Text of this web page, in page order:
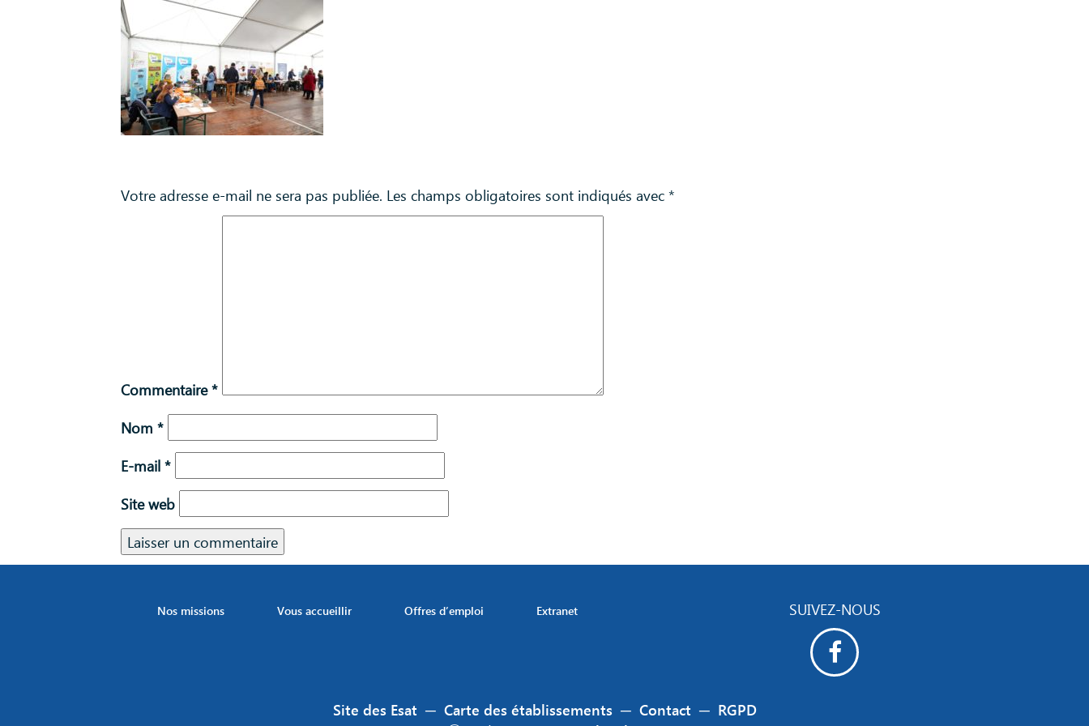
Votre adresse e-mail ne sera pas publiée. Les champs obligatoires sont indiqués avec*
Commentaire*
Nom*
E-mail*
Site web
Nos missions Vous accueillir Offres d’emploi Extranet SUIVEZ-NOUS
Site des Esat ─ Carte des établissements ─ Contact ─ RGPD